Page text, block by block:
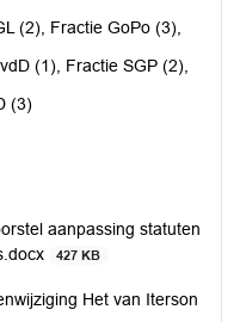
(2), Fractie GoPo (3),
(1), Fractie SGP (2),
(3)
aanpassing statuten
427 KB
Het van Iterson